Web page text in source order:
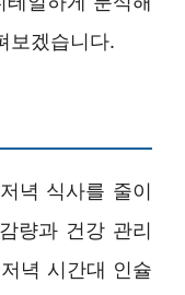
보겠습니다.
녁 식사를 줄이
량과 건강 관리
녁 시간대 인슐